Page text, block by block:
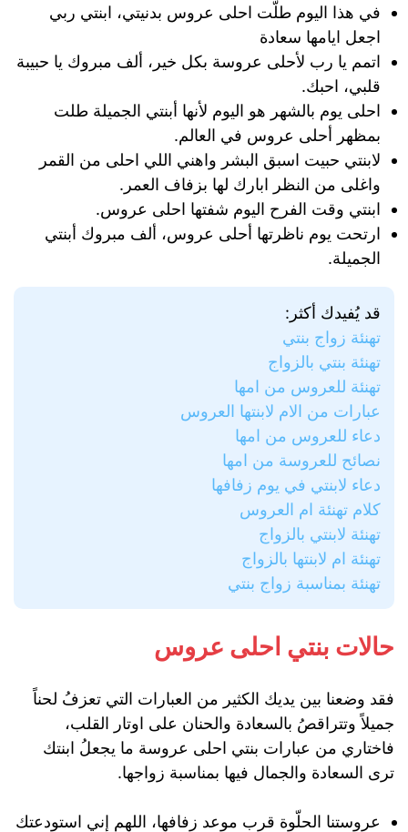
في هذا اليوم طلّت احلى عروس بدنيتي، ابنتي ربي
اجعل ايامها سعادة
اتمم يا رب لأحلى عروسة بكل خير، ألف مبروك يا حبيبة
قلبي، احبك.
احلى يوم بالشهر هو اليوم لأنها أبنتي الجميلة طلت
بمظهر أحلى عروس في العالم.
لابنتي حبيت اسبق البشر واهني اللي احلى من القمر
واغلى من النظر ابارك لها بزفاف العمر.
ابنتي وقت الفرح اليوم شفتها احلى عروس.
ارتحت يوم ناظرتها أحلى عروس، ألف مبروك أبنتي
الجميلة.
قد يُفيدك أكثر:
تهنئة زواج بنتي
تهنئة بنتي بالزواج
تهنئة للعروس من امها
عبارات من الام لابنتها العروس
دعاء للعروس من امها
نصائح للعروسة من امها
دعاء لابنتي في يوم زفافها
كلام تهنئة ام العروس
تهنئة لابنتي بالزواج
تهنئة ام لابنتها بالزواج
تهنئة بمناسبة زواج بنتي
حالات بنتي احلى عروس
فقد وضعنا بين يديك الكثير من العبارات التي تعزفُ لحناً
جميلاً وتتراقصُ بالسعادة والحنان على اوتار القلب،
فاختاري من عبارات بنتي احلى عروسة ما يجعلُ ابنتك
ترى السعادة والجمال فيها بمناسبة زواجها.
عروستنا الحلّوة قرب موعد زفافها، اللهم إني استودعتك